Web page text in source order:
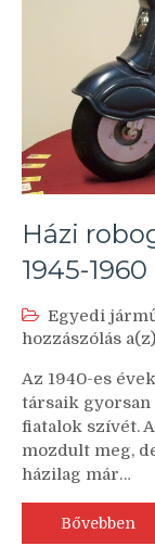
Házi
1945-1960
Egyedi
hozzászólás a(z)
Az 1940-es
társaik
fiatalok szívét.
mozdult meg,
házilag már…
Bővebben